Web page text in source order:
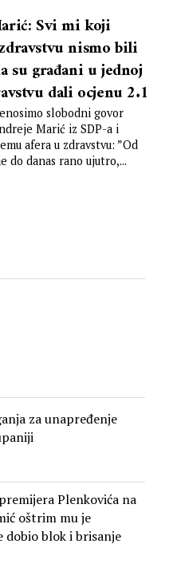
Svi mi koji
nismo bili
su građani u jednoj
dali ocjenu 2.1
slobodni govor
Marić iz SDP-a i
afera u zdravstvu: ”Od
do danas rano ujutro,...
za unapređenje
Plenkovića na
oštrim mu je
dobio blok i brisanje